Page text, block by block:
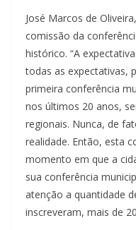
José Marcos de
comissão da
histórico. “A
todas as expectativas,
primeira conferência
nos últimos 20 anos,
regionais. Nunca, de
realidade. Então, esta
momento em que a
sua conferência
atenção a quantidade
inscreveram, mais de